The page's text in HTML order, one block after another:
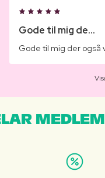
Gode til mig de...
Gode til mig der også